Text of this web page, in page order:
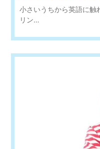
小さいうちから英語に触
リン…